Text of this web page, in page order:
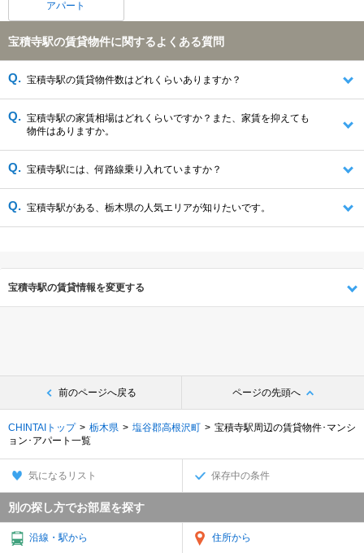
アパート
宝積寺駅の賃貸物件に関するよくある質問
宝積寺駅の賃貸物件数はどれくらいありますか？
宝積寺駅の家賃相場はどれくらいですか？また、家賃を抑えても
物件はありますか。
宝積寺駅には、何路線乗り入れていますか？
宝積寺駅がある、栃木県の人気エリアが知りたいです。
宝積寺駅の賃貸情報を変更する
前のページへ戻る ページの先頭へ
CHINTAIトップ 栃木県 塩谷郡高根沢町
宝積寺駅周辺の賃貸物件･マンシ
ョン･アパート一覧
気になるリスト 保存中の条件
別の探し方でお部屋を探す
沿線・駅から 住所から